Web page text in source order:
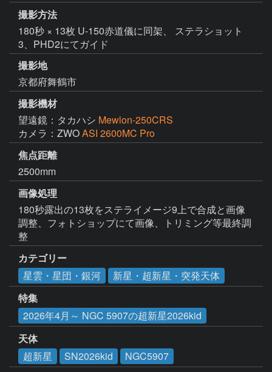
撮影方法
180秒 × 13枚 U-150赤道儀に同架、 ステラショット
3、PHD2にてガイド
撮影地
京都府舞鶴市
撮影機材
望遠鏡：タカハシ Mewlon-250CRS
カメラ：ZWOASI 2600MC Pro
焦点距離
2500mm
画像処理
180秒露出の13枚をステライメージ9上で合成と画像
調整、フォトショップにて画像、トリミング等最終調
整
カテゴリー
星雲・星団・銀河
新星・超新星・突発天体
特集
2026年4月～ NGC 5907の超新星2026kid
天体
超新星
SN2026kid NGC5907